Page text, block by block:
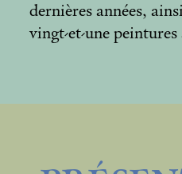
dernières années,
vingt-et-une peintures